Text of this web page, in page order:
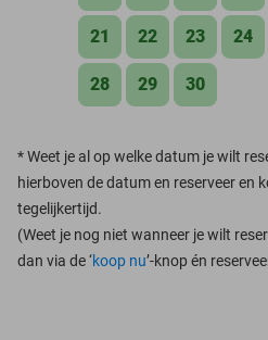
21 22 23 24
28 29 30
*Weet je al op welke datum je wilt
hierboven de datum en reserveer en
tegelijkertijd.
(Weet je nog niet wanneer je wilt
dan via de ‘koop nu’-knop én